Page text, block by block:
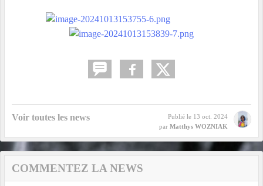
Voir toutes les news Publié le 13 oct. 2024
par Matthys WOZNIAK
COMMENTEZ LA NEWS